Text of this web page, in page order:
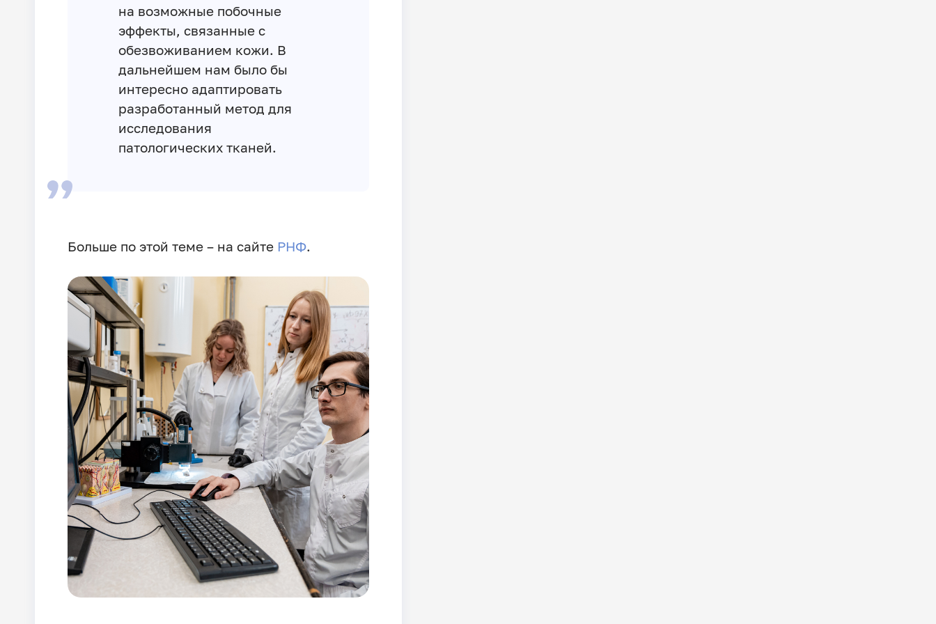
на возможные побочные
эффекты, связанные с
обезвоживанием кожи. В
дальнейшем нам было бы
интересно адаптировать
разработанный метод для
исследования
патологических тканей.
Больше по этой теме – на сайте РНФ.